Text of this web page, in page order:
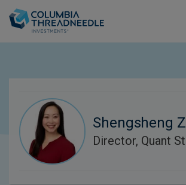
Shengsheng
Director, Quant